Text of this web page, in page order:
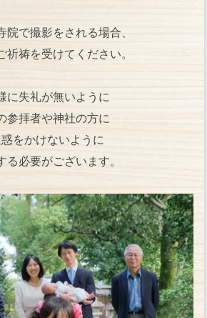
院で撮影をされる場合、
祷を受けてください。
に失礼が無いように
参拝者や神社の方に
をかけないように
る必要がございます。